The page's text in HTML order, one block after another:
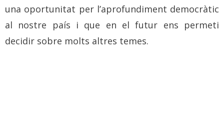
una oportunitat per l’aprofundiment democràtic
al nostre país i que en el futur ens permeti
decidir sobre molts altres temes.